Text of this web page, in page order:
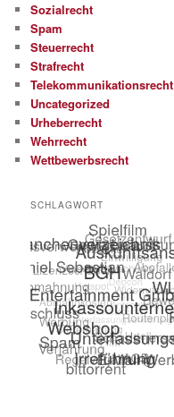
Sozialrecht
Spam
Steuerrecht
Strafrecht
Telekommunikationsrecht
Uncategorized
Urheberrecht
Wehrrecht
Wettbewerbsrecht
SCHLAGWORT